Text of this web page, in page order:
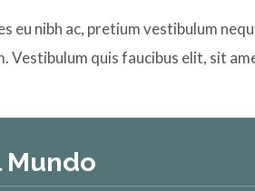
eu nibh ac, pretium vestibulum
quis faucibus elit, sit
Mundo